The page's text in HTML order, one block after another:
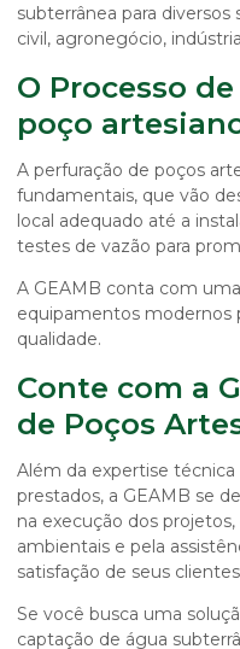
subterrânea para
civil, agronegócio,
O Processo
poço
A perfuração de poços
fundamentais, que vão
local adequado até a
testes de vazão para
A GEAMB conta com
equipamentos modernos
qualidade.
Conte com a
de Poços
Além da expertise
prestados, a GEAMB se
na execução dos
ambientais e pela
satisfação de seus
Se você busca uma
captação de água